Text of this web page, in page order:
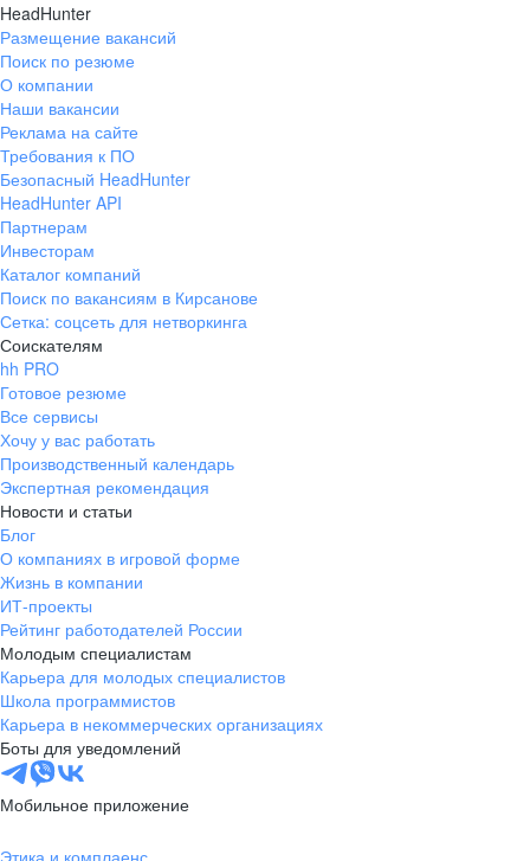
HeadHunter
Размещение вакансий
Поиск по резюме
О компании
Наши вакансии
Реклама на сайте
Требования к ПО
Безопасный HeadHunter
HeadHunter API
Партнерам
Инвесторам
Каталог компаний
Поиск по вакансиям в Кирсанове
Сетка: соцсеть для нетворкинга
Соискателям
hh PRO
Готовое резюме
Все сервисы
Хочу у вас работать
Производственный календарь
Экспертная рекомендация
Новости и статьи
Блог
О компаниях в игровой форме
Жизнь в компании
ИТ-проекты
Рейтинг работодателей России
Молодым специалистам
Карьера для молодых специалистов
Школа программистов
Карьера в некоммерческих организациях
Боты для уведомлений
Мобильное приложение